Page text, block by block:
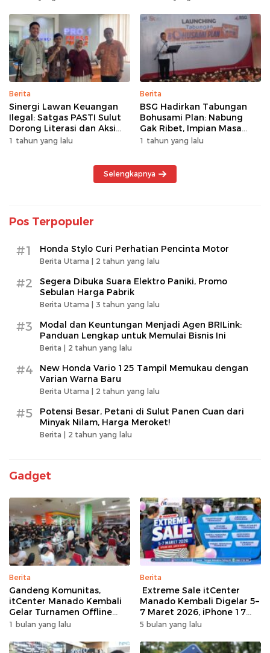
Berita
Sinergi Lawan Keuangan
Ilegal: Satgas PASTI Sulut
Dorong Literasi dan Aksi
Kolektif Masyarakat
1 tahun yang lalu
Berita
BSG Hadirkan Tabungan
Bohusami Plan: Nabung
Gak Ribet, Impian Masa
Depan Makin Dekat!
1 tahun yang lalu
Selengkapnya
Pos Terpopuler
#1 Honda Stylo Curi Perhatian Pencinta Motor
Berita Utama | 2 tahun yang lalu
#2
Segera Dibuka Suara Elektro Paniki, Promo
Sebulan Harga Pabrik
Berita Utama | 3 tahun yang lalu
#3
Modal dan Keuntungan Menjadi Agen BRILink:
Panduan Lengkap untuk Memulai Bisnis Ini
Berita | 2 tahun yang lalu
#4
New Honda Vario 125 Tampil Memukau dengan
Varian Warna Baru
Berita Utama | 2 tahun yang lalu
#5
Potensi Besar, Petani di Sulut Panen Cuan dari
Minyak Nilam, Harga Meroket!
Berita | 2 tahun yang lalu
Gadget
Berita
Gandeng Komunitas,
itCenter Manado Kembali
Gelar Turnamen Offline
Free Fire, 60 Tim Siap
1 bulan yang lalu
Berita
Extreme Sale itCenter
Manado Kembali Digelar 5–
7 Maret 2026, iPhone 17
Pro Max Diskon hingga
5 bulan yang lalu